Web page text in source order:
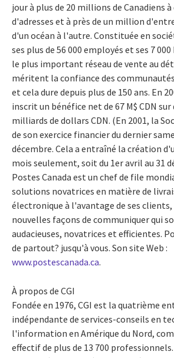
jour à plus de 20 millions de Canadiens
d'adresses et à près de un million
d'un océan à l'autre. Constituée en
ses plus de 56 000 employés et ses 7
le plus important réseau de vente au
méritent la confiance des
et cela dure depuis plus de 150 ans. En
inscrit un bénéfice net de 67 M$ CDN sur
milliards de dollars CDN. (En 2001, la
de son exercice financier du dernier
décembre. Cela a entraîné la création
mois seulement, soit du 1er avril au 31
Postes Canada est un chef de file
solutions novatrices en matière de
électronique à l'avantage de ses
nouvelles façons de communiquer qui
audacieuses, novatrices et efficientes.
de partout? jusqu'à vous. Son site Web :
www.postescanada.ca.
À propos de CGI
Fondée en 1976, CGI est la quatrième
indépendante de services-conseils en
l'information en Amérique du Nord,
effectif de plus de 13 700